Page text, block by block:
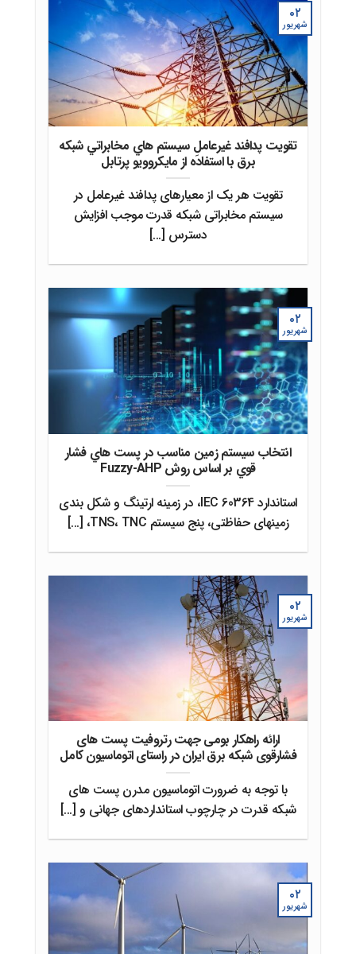
تقويت پدافند غيرعاملِ سيستم هاي مخابراتي شبکه
برق با استفاده از مايکروويو پرتابل
تقویت هر یک از معیارهای پدافند غیرعامل در
سیستم مخابراتی شبکه قدرت موجب افزایش
دسترس [...]
۰۲
شهریور
انتخاب سيستم زمين مناسب در پست هاي فشار
قوي بر اساس روش Fuzzy-AHP
استاندارد IEC 60364، در زمینه ارتینگ و شکل بندی
زمینهای حفاظتی، پنج سیستم TNS، TNC، [...]
۰۲
شهریور
ارائه راهکار بومی جهت رتروفیت پست های
فشارقوی شبکه برق ایران در راستای اتوماسیون کامل
با توجه به ضرورت اتوماسیون مدرن پست های
شبکه قدرت در چارچوب استانداردهای جهانی و [...]
۰۲
شهریور
۰۲
شهریور